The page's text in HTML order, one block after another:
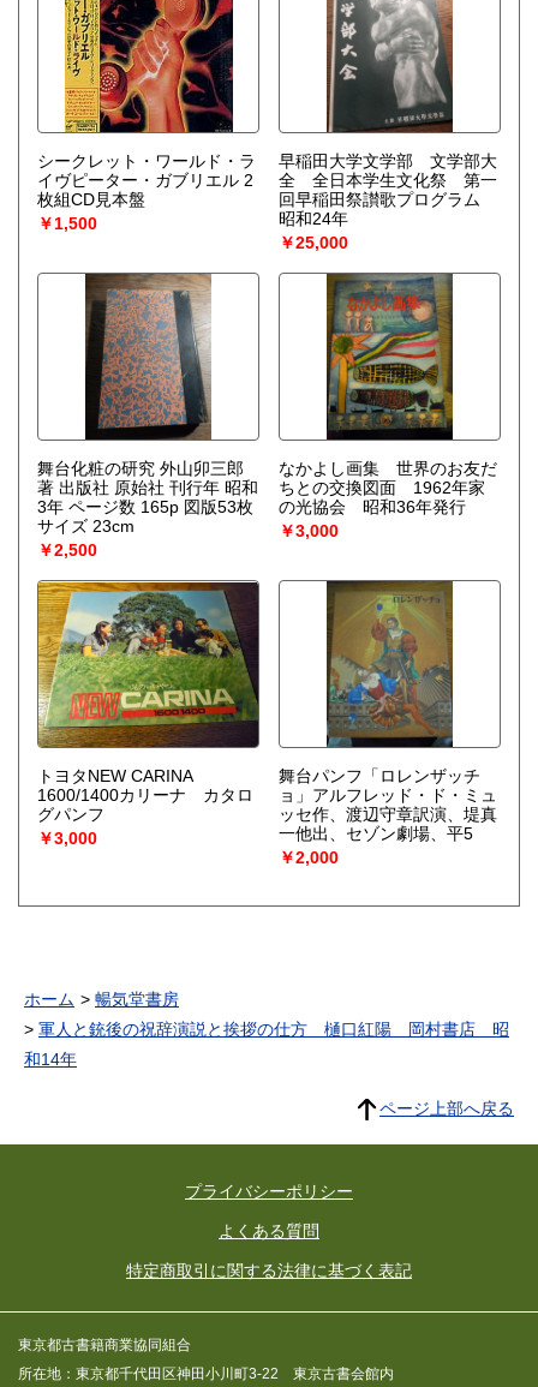
シークレット・ワールド・ラ
イヴピーター・ガブリエル 2
枚組CD見本盤
￥1,500
早稲田大学文学部 文学部大
全 全日本学生文化祭 第一
回早稲田祭讃歌プログラム
昭和24年
￥25,000
舞台化粧の研究 外山卯三郎
著 出版社 原始社 刊行年 昭和
3年 ページ数 165p 図版53枚
サイズ 23cm
￥2,500
なかよし画集 世界のお友だ
ちとの交換図面 1962年家
の光協会 昭和36年発行
￥3,000
トヨタNEW CARINA
1600/1400カリーナ カタロ
グパンフ
￥3,000
舞台パンフ「ロレンザッチ
ョ」アルフレッド・ド・ミュ
ッセ作、渡辺守章訳演、堤真
一他出、セゾン劇場、平5
￥2,000
ホーム
暢気堂書房
軍人と銃後の祝辞演説と挨拶の仕方 樋口紅陽 岡村書店 昭
和14年
ページ上部へ戻る
プライバシーポリシー
よくある質問
特定商取引に関する法律に基づく表記
東京都古書籍商業協同組合
所在地：東京都千代田区神田小川町3-22 東京古書会館内